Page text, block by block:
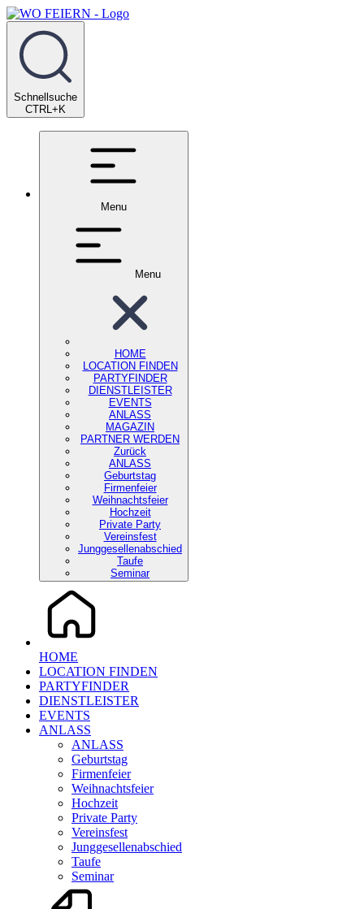
Schnellsuche
CTRL+K
Menu
Menu
HOME
LOCATION FINDEN
PARTYFINDER
DIENSTLEISTER
EVENTS
ANLASS
MAGAZIN
PARTNER WERDEN
Zurück
ANLASS
Geburtstag
Firmenfeier
Weihnachtsfeier
Hochzeit
Private Party
Vereinsfest
Junggesellenabschied
Taufe
Seminar
HOME
LOCATION FINDEN
PARTYFINDER
DIENSTLEISTER
EVENTS
ANLASS
ANLASS
Geburtstag
Firmenfeier
Weihnachtsfeier
Hochzeit
Private Party
Vereinsfest
Junggesellenabschied
Taufe
Seminar